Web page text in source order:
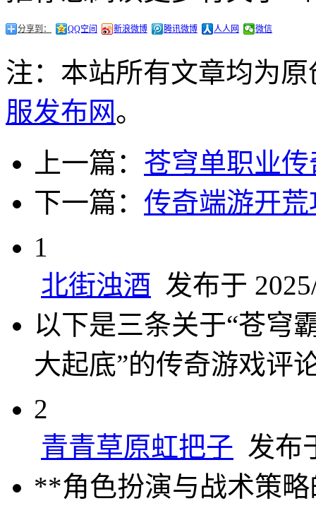
分享到： QQ空间 新浪微博 腾讯微博 人人网 微信
注：本站所有文章均为
服发布网。
上一篇： 苍穹单职业
下一篇： 传奇端游开
1
北街浊酒 发布于
以下是三条关于“苍穹
大起底”的传奇游戏评
2
青青草原虹把子 发布
**角色扮演与战术策